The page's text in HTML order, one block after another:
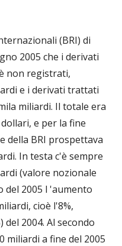
(BRI) di
2005 che i derivati
non registrati,
e i derivati trattati
miliardi. Il totale era
e per la fine
della BRI prospettava
In testa c'è sempre
(valore nozionale
del 2005 l 'aumento
cioè l'8%,
2004. Al secondo
miliardi a fine del 2005